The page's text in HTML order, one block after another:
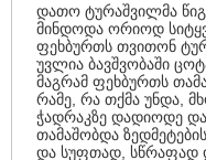
დათო ტურაშვილმა
მინდოდა ორიოდ
ფეხბურთს თვითონ
უვლია ბავშვობაში
მაგრამ ფეხბურთს
რამე, რა თქმა უნდა,
ჭადრაკზე დადიოდე
თამაშობდა
და სუფთად, სწრაფად